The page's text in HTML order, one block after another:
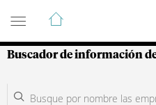
Guía de Empresas
Buscador de información